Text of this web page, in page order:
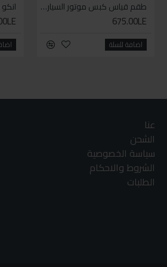
طقم قياس كبس موتور السياره 3 ق
675.00LE
اضافة للسلة
عنا
الشحن
سياسة الخصوصية
الشروط والاحكام
الطلبات